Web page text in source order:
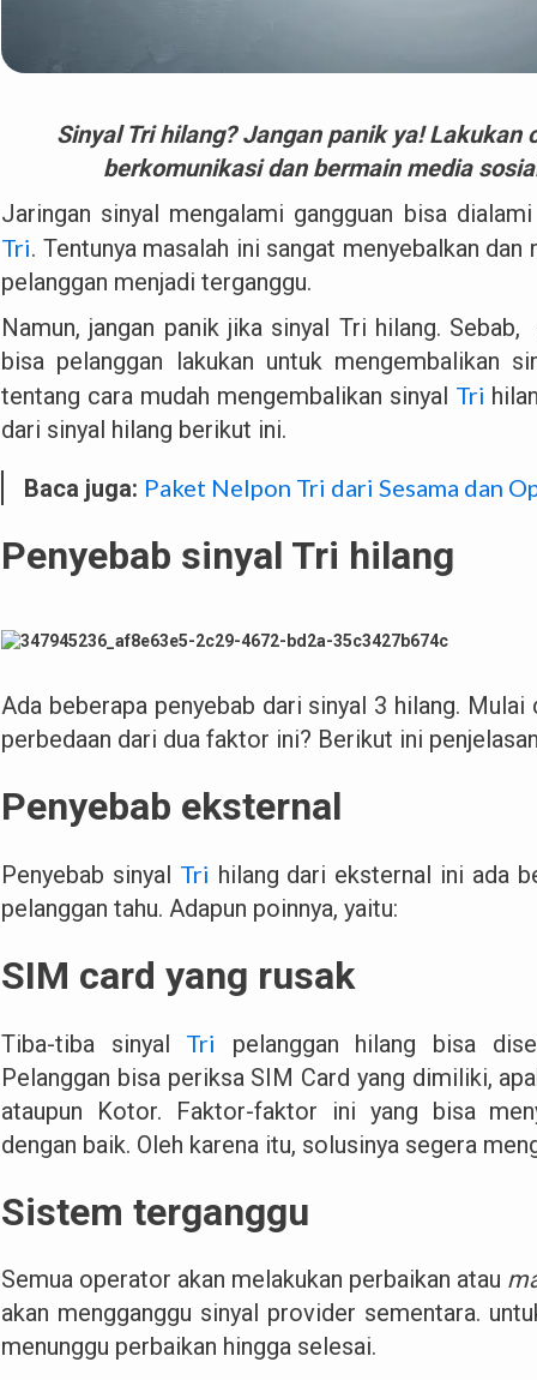
Sinyal Tri hilang? Jangan panik ya! Lakukan
berkomunikasi dan bermain media
Jaringan sinyal mengalami gangguan bisa
Tri. Tentunya masalah ini sangat menyebalkan
pelanggan menjadi terganggu.
Namun, jangan panik jika sinyal Tri hilang.
bisa pelanggan lakukan untuk mengembalikan
tentang cara mudah mengembalikan sinyal Tri
dari sinyal hilang berikut ini.
Baca juga: Paket Nelpon Tri dari Sesama dan
Penyebab sinyal Tri hilang
Ada beberapa penyebab dari sinyal 3 hilang.
perbedaan dari dua faktor ini? Berikut ini
Penyebab eksternal
Penyebab sinyal Tri hilang dari eksternal ini ada
pelanggan tahu. Adapun poinnya, yaitu:
SIM card yang rusak
Tiba-tiba sinyal Tri pelanggan hilang bisa
Pelanggan bisa periksa SIM Card yang dimiliki,
ataupun Kotor. Faktor-faktor ini yang bisa
dengan baik. Oleh karena itu, solusinya segera
Sistem terganggu
Semua operator akan melakukan perbaikan atau
akan mengganggu sinyal provider sementara.
menunggu perbaikan hingga selesai.